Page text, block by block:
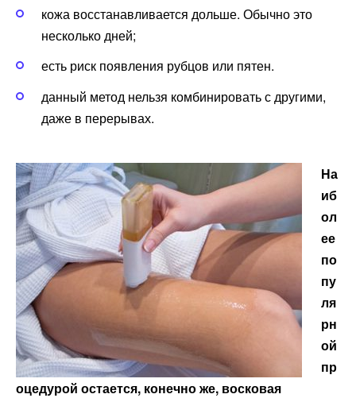
кожа восстанавливается дольше. Обычно это
несколько дней;
есть риск появления рубцов или пятен.
данный метод нельзя комбинировать с другими,
даже в перерывах.
На
иб
ол
ее
по
пу
ля
рн
ой
пр
оцедурой остается, конечно же, восковая